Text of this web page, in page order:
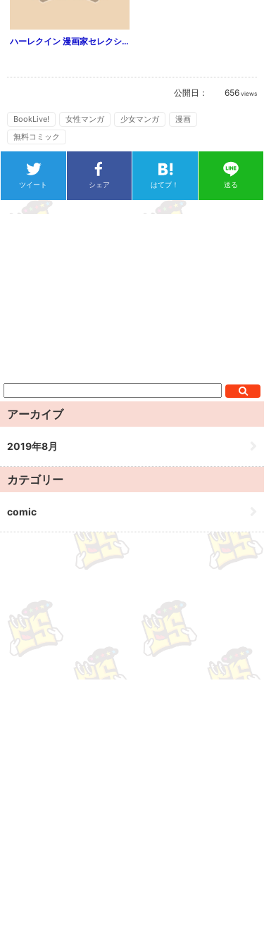
ハーレクイン 漫画家セレクション vol.103
公開日： 656 views
BookLive! 女性マンガ 少女マンガ
漫画
無料コミック
ツイート シェア はてブ！ 送る
アーカイブ
2019年8月
カテゴリー
comic